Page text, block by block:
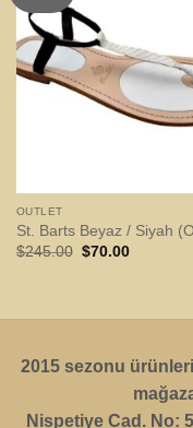
OUTLET
St. Barts Beyaz / Siyah
$245.00 Orijinal
$70.00Şu
2015 sezonu
Nispetiye Cad. No: